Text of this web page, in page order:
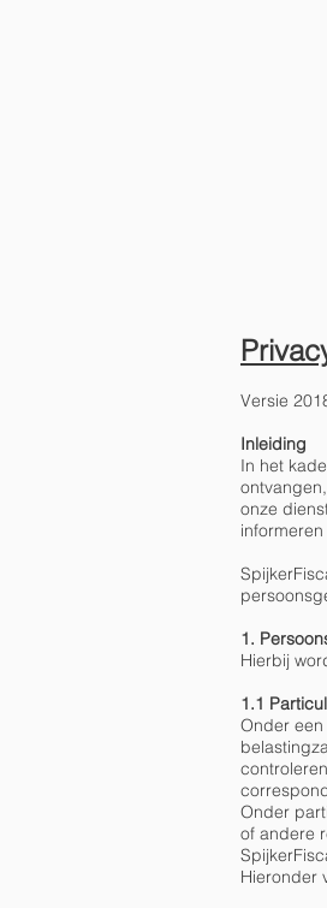
Versie
Inleiding
In het
onze
1.
Hierbij
1.1
Onder
Onder
of andere
Hieronder